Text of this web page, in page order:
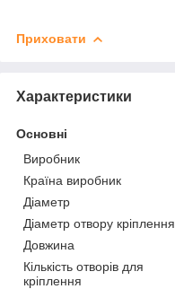
Приховати
Характеристики
Основні
Виробник
Країна виробник
Діаметр
Діаметр отвору кріплення
Довжина
Кількість отворів для
кріплення